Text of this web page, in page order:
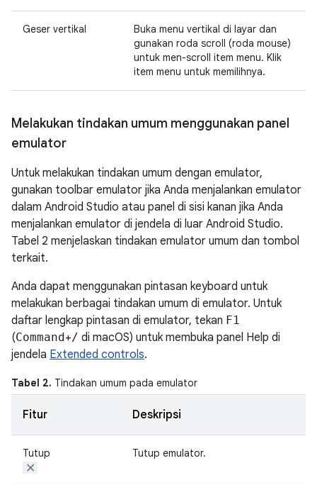
Geser vertikal
Buka menu vertikal di layar dan
gunakan roda scroll (roda mouse)
untuk men-scroll item menu. Klik
item menu untuk memilihnya.
Melakukan tindakan umum menggunakan panel
emulator
Untuk melakukan tindakan umum dengan emulator,
gunakan toolbar emulator jika Anda menjalankan emulator
dalam Android Studio atau panel di sisi kanan jika Anda
menjalankan emulator di jendela di luar Android Studio.
Tabel 2 menjelaskan tindakan emulator umum dan tombol
terkait.
Anda dapat menggunakan pintasan keyboard untuk
melakukan berbagai tindakan umum di emulator. Untuk
daftar lengkap pintasan di emulator, tekan F1
(Command+/ di macOS) untuk membuka panel Help di
jendela Extended controls.
Tabel 2. Tindakan umum pada emulator
Fitur Deskripsi
Tutup Tutup emulator.